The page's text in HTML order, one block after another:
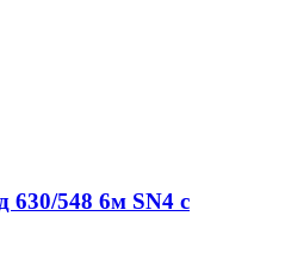
630/548 6м SN4 с